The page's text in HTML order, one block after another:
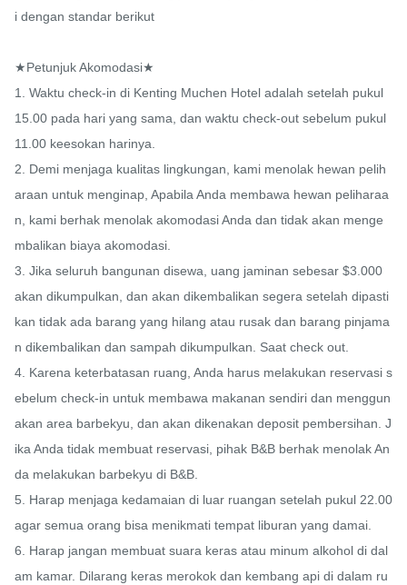
i dengan standar berikut
★Petunjuk Akomodasi★
1. Waktu check-in di Kenting Muchen Hotel adalah setelah pukul
15.00 pada hari yang sama, dan waktu check-out sebelum pukul
11.00 keesokan harinya.
2. Demi menjaga kualitas lingkungan, kami menolak hewan pelih
araan untuk menginap, Apabila Anda membawa hewan peliharaa
n, kami berhak menolak akomodasi Anda dan tidak akan menge
mbalikan biaya akomodasi.
3. Jika seluruh bangunan disewa, uang jaminan sebesar $3.000
akan dikumpulkan, dan akan dikembalikan segera setelah dipasti
kan tidak ada barang yang hilang atau rusak dan barang pinjama
n dikembalikan dan sampah dikumpulkan. Saat check out.
4. Karena keterbatasan ruang, Anda harus melakukan reservasi s
ebelum check-in untuk membawa makanan sendiri dan menggun
akan area barbekyu, dan akan dikenakan deposit pembersihan. J
ika Anda tidak membuat reservasi, pihak B&B berhak menolak An
da melakukan barbekyu di B&B.
5. Harap menjaga kedamaian di luar ruangan setelah pukul 22.00
agar semua orang bisa menikmati tempat liburan yang damai.
6. Harap jangan membuat suara keras atau minum alkohol di dal
am kamar. Dilarang keras merokok dan kembang api di dalam ru